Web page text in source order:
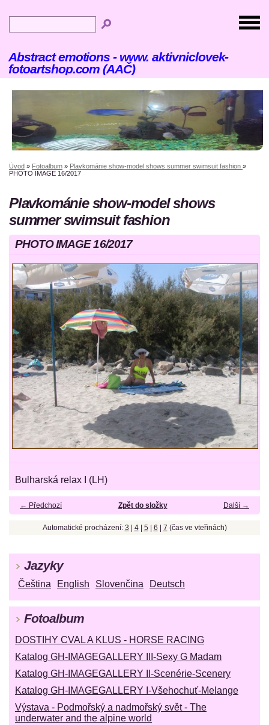
Abstract emotions - www. aktivniclovek-
fotoartshop.com (AAČ)
Úvod » Fotoalbum » Plavkománie show-model shows summer swimsuit fashion »
PHOTO IMAGE 16/2017
Plavkománie show-model shows
summer swimsuit fashion
PHOTO IMAGE 16/2017
Bulharská relax I (LH)
← Předchozí Další →
Zpět do složky
Automatické procházení: 3 4| 5| 6 7 (čas ve vteřinách)
Jazyky
Čeština English Slovenčina Deutsch
Fotoalbum
DOSTIHY CVAL A KLUS - HORSE RACING
Katalog GH-IMAGEGALLERY III-Sexy G Madam
Katalog GH-IMAGEGALLERY II-Scenérie-Scenery
Katalog GH-IMAGEGALLERY I-Všehochuť-Melange
Výstava - Podmořský a nadmořský svět - The
underwater and the alpine world